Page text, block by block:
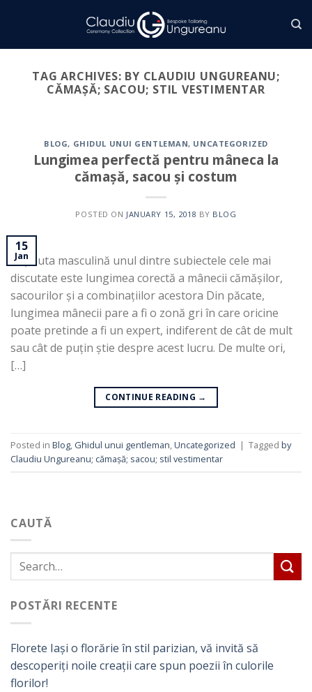
TAG ARCHIVES: BY CLAUDIU UNGUREANU;
CĂMAȘĂ; SACOU; STIL VESTIMENTAR
CAUTĂ
POSTĂRI RECENTE
Florete Iași o florărie în stil parizian, vă invită să
descoperiți noile creații care spun poezii în culorile
florilor!
BLOG, GHIDUL UNUI GENTLEMAN, UNCATEGORIZED
Lungimea perfectă pentru mâneca la
cămașă, sacou și costum
POSTED ON JANUARY 15, 2018 BY BLOG
15
Jan
În ținuta masculină unul dintre subiectele cele mai
discutate este lungimea corectă a mânecii cămășilor,
sacourilor și a combinațiilor acestora Din păcate,
lungimea mânecii pare a fi o zonă gri în care oricine
poate pretinde a fi un expert, indiferent de cât de mult
sau cât de puțin știe despre acest lucru. De multe ori,
[…]
CONTINUE READING →
Posted in Blog, Ghidul unui gentleman,Uncategorized | Tagged by
Claudiu Ungureanu; cămașă; sacou; stil vestimentar